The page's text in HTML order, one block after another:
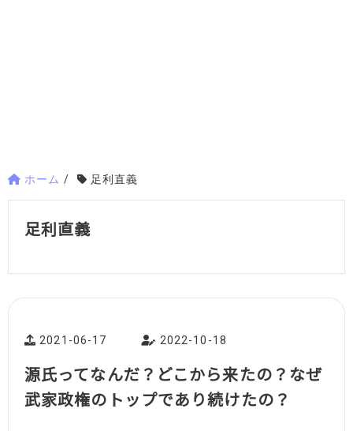
ホーム / 足利直義
足利直義
2021-06-17 2022-10-18
源氏ってなんだ？どこから来たの？なぜ
武家政権のトップであり続けたの？